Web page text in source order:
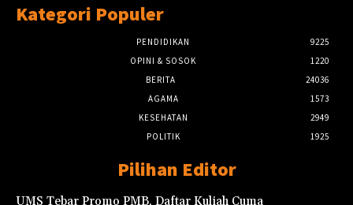
Kategori Populer
PENDIDIKAN
9225
OPINI & SOSOK
1220
BERITA
24036
AGAMA
1573
KESEHATAN
2949
POLITIK
1925
Pilihan Editor
UMS Tebar Promo PMB, Daftar Kuliah Cuma